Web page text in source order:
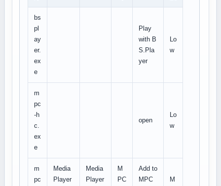
bs
pl
ay
er.
ex
e
Play
with B
S.Pla
yer
Lo
w
m
pc
-h
c.
ex
e
open
Lo
w
m
pc
Media
Player
Media
Player
M
PC
Add to
MPC
M